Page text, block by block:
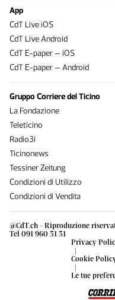
@CdT.ch - Riproduzione
Tel 091 960 31 31
Privacy
|
Cookie
|
Le tue
App
CdT Live iOS
CdT Live Android
CdT E-paper – iOS
CdT E-paper – Android
Gruppo Corriere del Ticino
La Fondazione
Teleticino
Radio3i
Ticinonews
Tessiner Zeitung
Condizioni di Utilizzo
Condizioni di Vendita